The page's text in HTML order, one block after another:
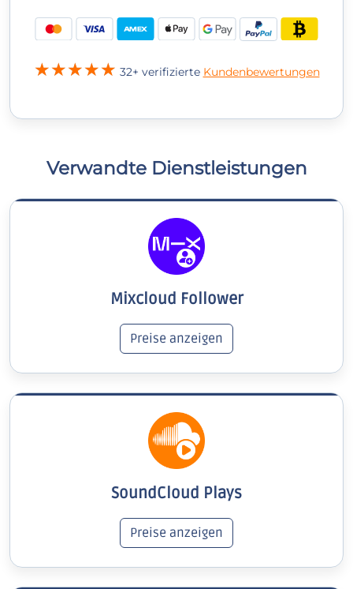
32+ verifizierte Kundenbewertungen
Verwandte Dienstleistungen
Mixcloud Follower
Preise anzeigen
SoundCloud Plays
Preise anzeigen